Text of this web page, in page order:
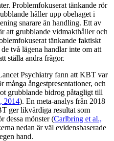
Problemfokuserat tänkande rör
håller upp obehaget i
snarare än handling. Ett av
att grubblande vidmakthåller och
tänkande faktiskt
två lägena handlar inte om att
ställa andra frågor.
Psychiatry fann att KBT var
ångestpresentationer, och
grubblande bidrog påtagligt till
2014). En meta-analys från 2018
ger likvärdiga resultat som
dessa mönster (Carlbring et al.,
nedan är väl evidensbaserade
hand.